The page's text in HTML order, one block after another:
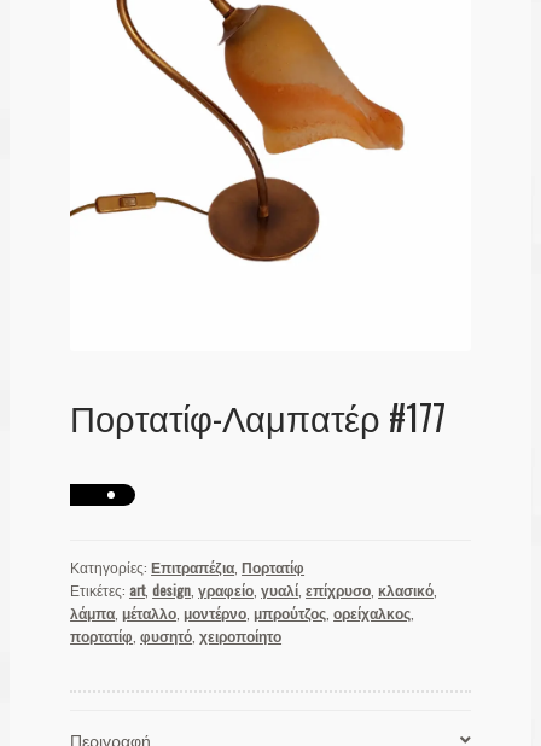
Λογαριασμός
Πορτατίφ-Λαμπατέρ #177
Κατηγορίες:Επιτραπέζια ,Πορτατίφ
Ετικέτες:art,design ,γραφείο ,γυαλί ,επίχρυσο ,κλασικό
λάμπα ,μέταλλο ,μοντέρνο ,μπρούτζος ,ορείχαλκος
πορτατίφ ,φυσητό ,χειροποίητο
Περιγραφή